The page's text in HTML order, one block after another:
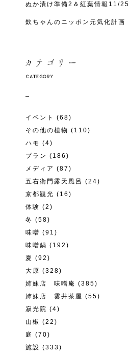
ぬか漬け準備2＆紅葉情報11/25
欽ちゃんのニッポン元気化計画
イベント
(68)
その他の植物 (110)
ハモ (4)
プラン (186)
メディア (87)
五右衛門露天風呂 (24)
京都観光 (16)
体験 (2)
冬 (58)
味噌 (91)
味噌鍋 (192)
夏 (92)
大原 (328)
姉妹店 味噌庵 (385)
姉妹店 雲井茶屋 (55)
寂光院 (4)
山椒 (22)
庭 (70)
施設 (333)